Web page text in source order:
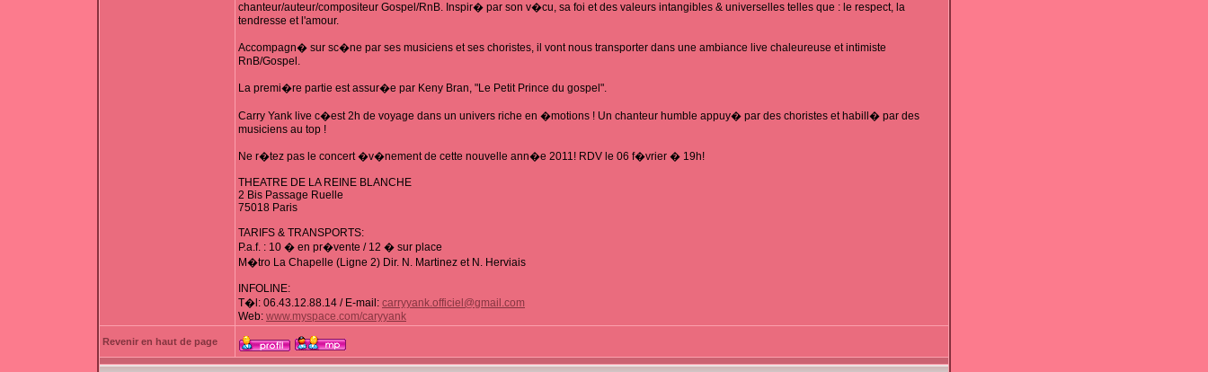
chanteur/auteur/compositeur Gospel/RnB. Inspir� par son v�cu, sa foi et des valeurs intangibles & universelles telles que : le respect, la
tendresse et l'amour.
Accompagn� sur sc�ne par ses musiciens et ses choristes, il vont nous transporter dans une ambiance live chaleureuse et intimiste
RnB/Gospel.
La premi�re partie est assur�e par Keny Bran, "Le Petit Prince du gospel".
Carry Yank live c�est 2h de voyage dans un univers riche en �motions ! Un chanteur humble appuy� par des choristes et habill� par des
musiciens au top !
Ne r�tez pas le concert �v�nement de cette nouvelle ann�e 2011! RDV le 06 f�vrier � 19h!
THEATRE DE LA REINE BLANCHE
2 Bis Passage Ruelle
75018 Paris
TARIFS & TRANSPORTS:
P.a.f. : 10 � en pr�vente / 12 � sur place
M�tro La Chapelle (Ligne 2) Dir. N. Martinez et N. Herviais
INFOLINE:
T�l: 06.43.12.88.14 / E-mail: carryyank.officiel@gmail.com
Web: www.myspace.com/caryyank
Revenir en haut de page